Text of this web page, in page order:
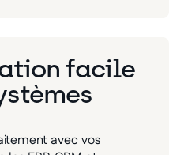
facile
avec vos